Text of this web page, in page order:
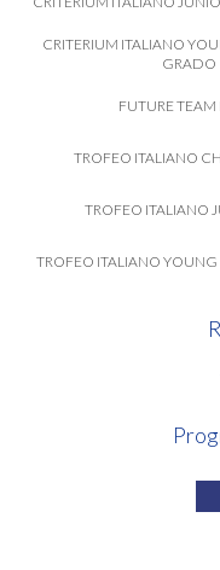
CRITERIUM ITALIANO
GRADO
FUTURE TEAM
TROFEO ITALIANO
TROFEO ITALIANO
TROFEO ITALIANO YOUNG